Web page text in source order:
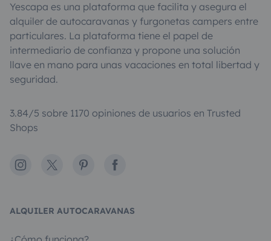
Yescapa es una plataforma que facilita y asegura el
alquiler de autocaravanas y furgonetas campers entre
particulares. La plataforma tiene el papel de
intermediario de confianza y propone una solución
llave en mano para unas vacaciones en total libertad y
seguridad.
3.84/5 sobre 1170 opiniones de usuarios en Trusted
Shops
Instagram
X PinterestFacebook
ALQUILER AUTOCARAVANAS